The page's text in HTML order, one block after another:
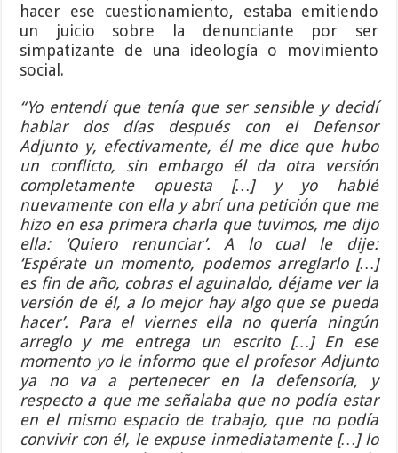
hacer ese cuestionamiento, estaba emitiendo
un juicio sobre la denunciante por ser
simpatizante de una ideología o movimiento
social.
“Yo entendí que tenía que ser sensible y decidí
hablar dos días después con el Defensor
Adjunto y, efectivamente, él me dice que hubo
un conflicto, sin embargo él da otra versión
completamente opuesta […] y yo hablé
nuevamente con ella y abrí una petición que me
hizo en esa primera charla que tuvimos, me dijo
ella: ‘Quiero renunciar’. A lo cual le dije:
‘Espérate un momento, podemos arreglarlo […]
es fin de año, cobras el aguinaldo, déjame ver la
versión de él, a lo mejor hay algo que se pueda
hacer’. Para el viernes ella no quería ningún
arreglo y me entrega un escrito […] En ese
momento yo le informo que el profesor Adjunto
ya no va a pertenecer en la defensoría, y
respecto a que me señalaba que no podía estar
en el mismo espacio de trabajo, que no podía
convivir con él, le expuse inmediatamente […] lo